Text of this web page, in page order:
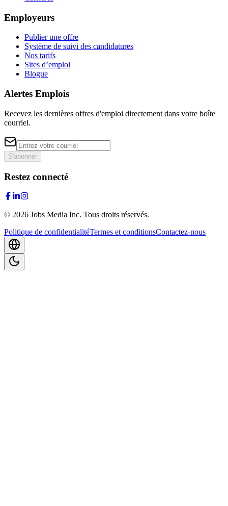
Employeurs
Publier une offre
Système de suivi des candidatures
Nos tarifs
Sites d’emploi
Blogue
Alertes Emplois
Recevez les dernières offres d'emploi directement dans votre boîte
courriel.
S'abonner
Restez connecté
© 2026 Jobs Media Inc. Tous droits réservés.
Politique de confidentialitéTermes et conditionsContactez-nous